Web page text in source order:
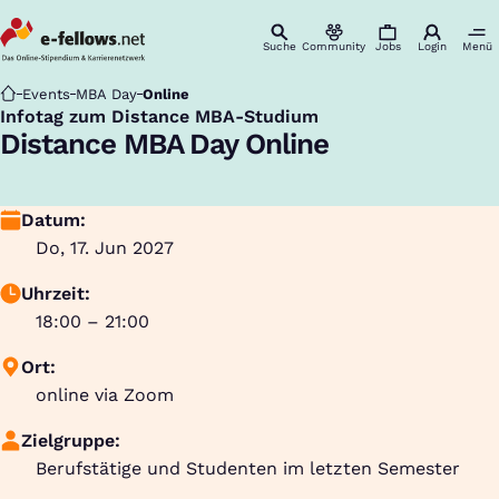
Suche Community Jobs Login Menü
Startseite
Events MBA Day Online
Infotag zum Distance MBA-Studium
:
Distance MBA Day Online
Datum:
Do, 17. Jun 2027
Uhrzeit:
18:00 – 21:00
Ort:
online via Zoom
Zielgruppe:
Berufstätige und Studenten im letzten Semester